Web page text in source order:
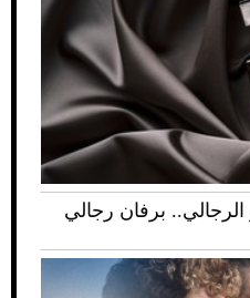
برفان رجالي